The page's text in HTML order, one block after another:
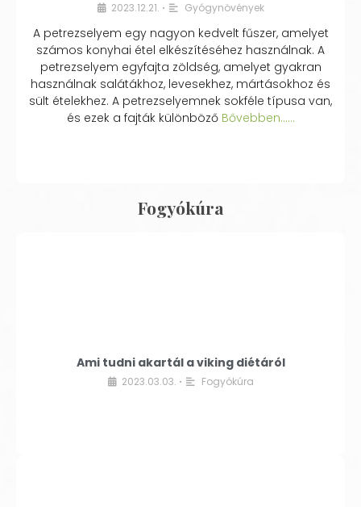
2023.12.21. • Gyógynövények
A petrezselyem egy nagyon kedvelt fűszer, amelyet
számos konyhai étel elkészítéséhez használnak. A
petrezselyem egyfajta zöldség, amelyet gyakran
használnak salátákhoz, levesekhez, mártásokhoz és
sült ételekhez. A petrezselyemnek sokféle típusa van,
és ezek a fajták különbözőBővebben...…
Fogyókúra
Ami tudni akartál a viking diétáról
2023.03.03. • Fogyókúra